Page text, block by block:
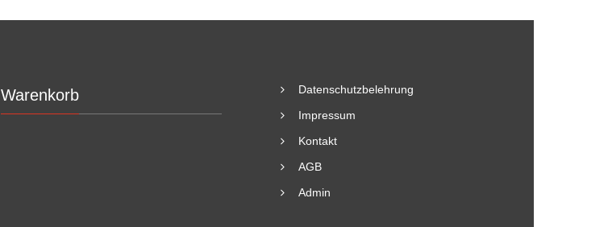
Warenkorb
Datenschutzbelehrung
Impressum
Kontakt
AGB
Admin